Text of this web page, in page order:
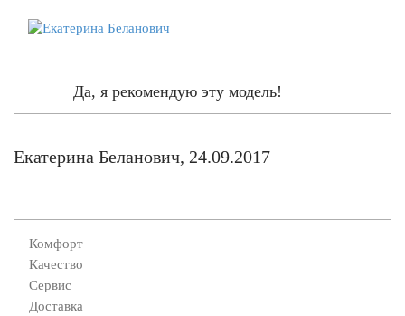
Да, я рекомендую эту модель!
Екатерина Беланович, 24.09.2017
Комфорт
Качество
Сервис
Доставка